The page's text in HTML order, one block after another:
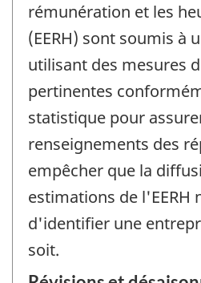
rémunération et les
(EERH) sont soumis à
utilisant des mesures
pertinentes
statistique pour
renseignements des
empêcher que la
estimations de l'EERH
d'identifier une
soit.